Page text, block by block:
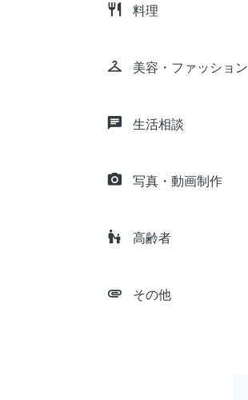
restaurant 料理
checkroom 美容・ファッション
chat 生活相談
camera_alt 写真・動画制作
escalator_warning 高齢者
attachment その他